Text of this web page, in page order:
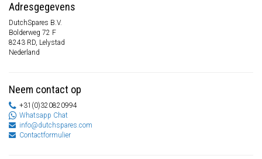
Adresgegevens
DutchSpares B.V.
Bolderweg 72 F
8243 RD, Lelystad
Nederland
Neem contact op
+31(0)320820994
Whatsapp Chat
info@dutchspares.com
Contactformulier